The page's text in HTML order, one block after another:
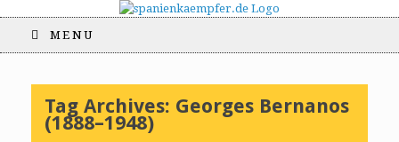
MENU
Tag Archives: Georges Bernanos
(1888–1948)